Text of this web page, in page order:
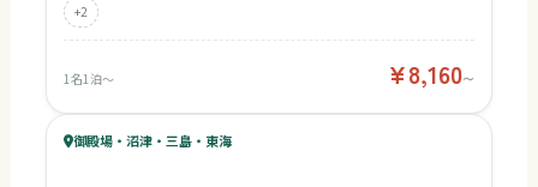
+2
1名1泊〜 ¥8,160〜
63ベビー
58キッズ
御殿場・沼津・三島・東海